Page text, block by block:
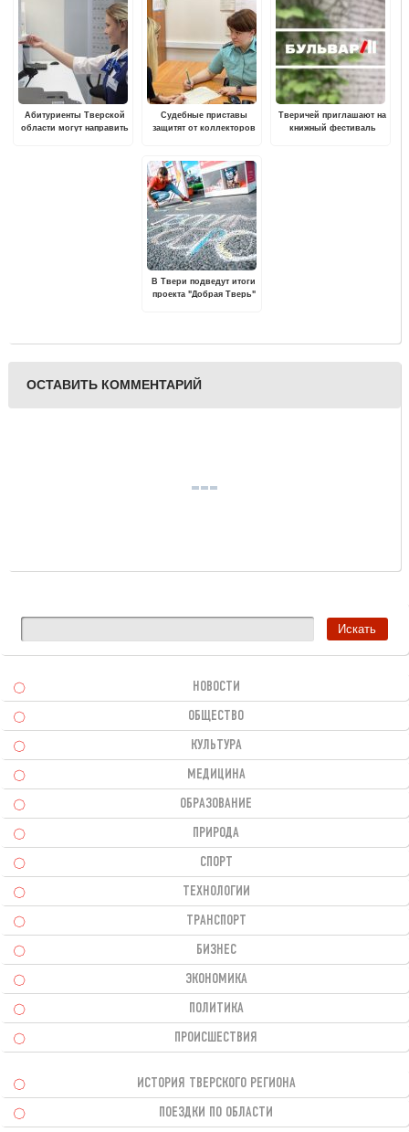
Абитуриенты Тверской
области могут направить
Судебные приставы
защитят от коллекторов
Тверичей приглашают на
книжный фестиваль
В Твери подведут итоги
проекта "Добрая Тверь"
ОСТАВИТЬ КОММЕНТАРИЙ
НОВОСТИ
ОБЩЕСТВО
КУЛЬТУРА
МЕДИЦИНА
ОБРАЗОВАНИЕ
ПРИРОДА
СПОРТ
ТЕХНОЛОГИИ
ТРАНСПОРТ
БИЗНЕС
ЭКОНОМИКА
ПОЛИТИКА
ПРОИСШЕСТВИЯ
ИСТОРИЯ ТВЕРСКОГО РЕГИОНА
ПОЕЗДКИ ПО ОБЛАСТИ